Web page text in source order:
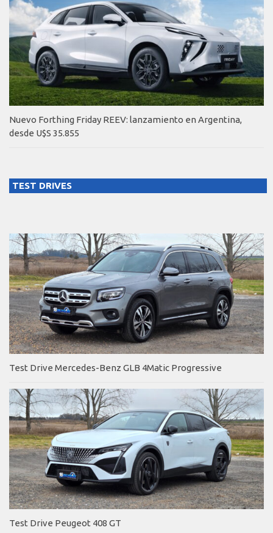
Nuevo Forthing Friday REEV: lanzamiento en Argentina,
desde U$S 35.855
TEST DRIVES
Test Drive Mercedes-Benz GLB 4Matic Progressive
Test Drive Peugeot 408 GT